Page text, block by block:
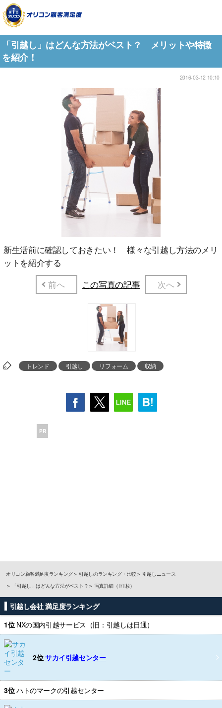
「引越し」はどんな方法がベスト？ メリットや特徴
を紹介！
2016-03-12 10:10
新生活前に確認しておきたい！ 様々な引越し方法のメリ
ットを紹介する
前へ
この写真の記事 次へ
トレンド 引越し リフォーム 収納
PR
オリコン顧客満足度ランキング 引越しのランキング・比較
引越しニュース
「引越し」はどんな方法がベスト？
写真詳細（1/1枚）
引越し会社 満足度ランキング
1位 NXの国内引越サービス（旧：引越しは日通）
2位サカイ引越センター
3位ハトのマークの引越センター